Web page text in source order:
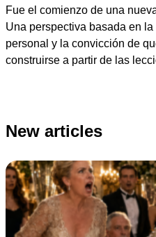
Fue el comienzo de una
Una perspectiva basada en
personal y la convicción de
construirse a partir de las
New articles